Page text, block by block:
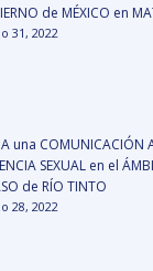
de MÉXICO en
31, 2022
una COMUNICACIÓN
SEXUAL en el
de RÍO TINTO
28, 2022